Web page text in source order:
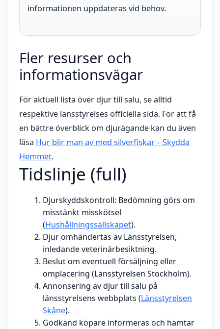
informationen uppdateras vid behov.
Fler resurser och
informationsvägar
För aktuell lista över djur till salu, se alltid
respektive länsstyrelses officiella sida. För att få
en bättre överblick om djurägande kan du även
läsa Hur blir man av med silverfiskar – Skydda
Hemmet.
Tidslinje (full)
Djurskyddskontroll: Bedömning görs om
misstänkt misskötsel
(Hushållningssällskapet).
Djur omhändertas av Länsstyrelsen,
inledande veterinärbesiktning.
Beslut om eventuell försäljning eller
omplacering (Länsstyrelsen Stockholm).
Annonsering av djur till salu på
länsstyrelsens webbplats (Länsstyrelsen
Skåne).
Godkänd köpare informeras och hämtar